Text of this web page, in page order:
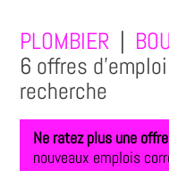
PLOMBIER
6 offres
recherche
Ne ratez plus une
nouveaux emplois